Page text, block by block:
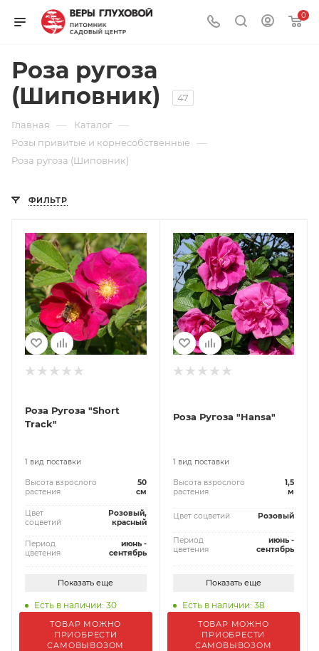
0
Роза ругоза
(Шиповник)
47
Главная — Каталог —
Розы привитые и корнесобственные —
Роза ругоза (Шиповник)
ФИЛЬТР
Роза Ругоза "Short
Track"
1 вид поставки
Высота взрослого
растения
50
см
Цвет
соцветий
Розовый,
красный
Период
цветения
июнь -
сентябрь
Показать еще
Есть в наличии: 30
ТОВАР МОЖНО
ПРИОБРЕСТИ
САМОВЫВОЗОМ
Роза Ругоза "Hansa"
1 вид поставки
Высота взрослого
растения
1,5
м
Цвет соцветий Розовый
Период
цветения
июнь -
сентябрь
Показать еще
Есть в наличии: 38
ТОВАР МОЖНО
ПРИОБРЕСТИ
САМОВЫВОЗОМ